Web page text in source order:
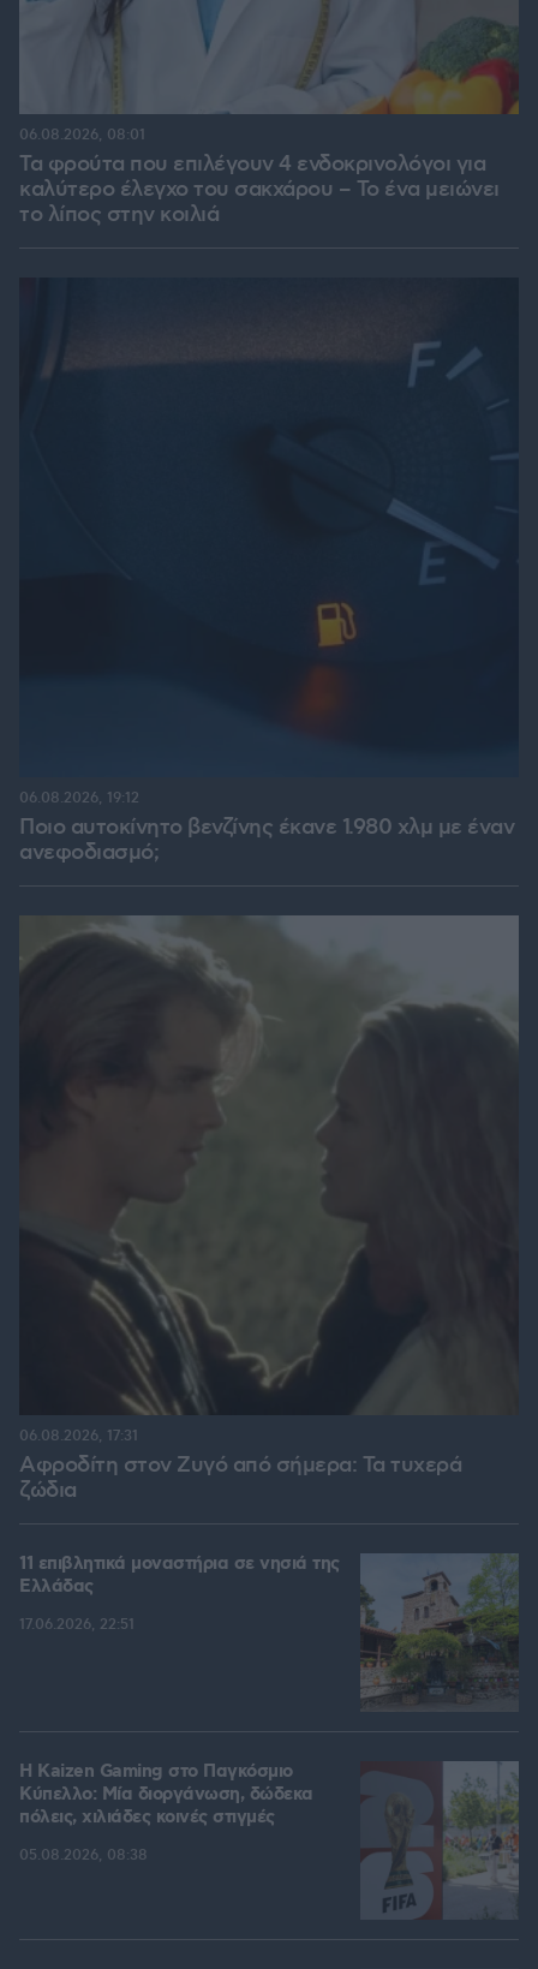
Τα φρούτα που επιλέγουν 4 ενδοκρινολόγοι για
καλύτερο έλεγχο του σακχάρου – Το ένα μειώνει
το λίπος στην κοιλιά
06.08.2026, 08:01
Ποιο αυτοκίνητο βενζίνης έκανε 1.980 χλμ με έναν
ανεφοδιασμό;
06.08.2026, 19:12
Αφροδίτη στον Ζυγό από σήμερα: Τα τυχερά
ζώδια
06.08.2026, 17:31
11 επιβλητικά μοναστήρια σε νησιά της
Ελλάδας
17.06.2026, 22:51
H Kaizen Gaming στο Παγκόσμιο
Kύπελλο: Μία διοργάνωση, δώδεκα
πόλεις, χιλιάδες κοινές στιγμές
05.08.2026, 08:38